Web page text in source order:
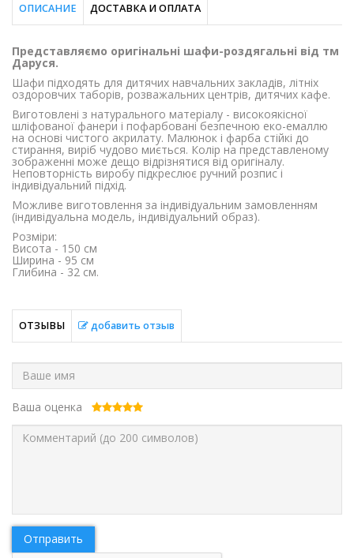
ОПИСАНИЕ ДОСТАВКА И ОПЛАТА
Представляємо оригінальні шафи-роздягальні від тм
Даруся.
Шафи підходять для дитячих навчальних закладів, літніх
оздоровчих таборів, розважальних центрів, дитячих кафе.
Виготовлені з натурального матеріалу - високоякісної
шліфованої фанери і пофарбовані безпечною еко-емаллю
на основі чистого акрилату. Малюнок і фарба стійкі до
стирання, виріб чудово миється. Колір на представленому
зображенні може дещо відрізнятися від оригіналу.
Неповторність виробу підкреслює ручний розпис і
індивідуальний підхід.
Можливе виготовлення за індивідуальним замовленням
(індивідуальна модель, індивідуальний образ).
Розміри:
Висота - 150 см
Ширина - 95 см
Глибина - 32 см.
ОТЗЫВЫ добавить отзыв
Ваша оценка
Отправить